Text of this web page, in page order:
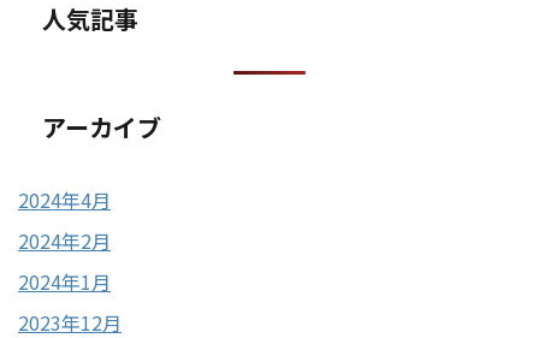
人気記事
アーカイブ
2024年4月
2024年2月
2024年1月
2023年12月